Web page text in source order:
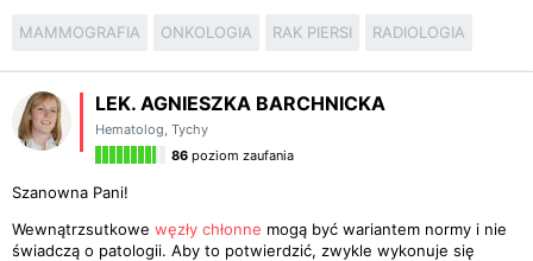
MAMMOGRAFIA ONKOLOGIA RAK PIERSI RADIOLOGIA
LEK. AGNIESZKA BARCHNICKA
Hematolog, Tychy
86 poziom zaufania
Szanowna Pani!
Wewnątrzsutkowe węzły chłonne mogą być wariantem normy i nie
świadczą o patologii. Aby to potwierdzić, zwykle wykonuje się